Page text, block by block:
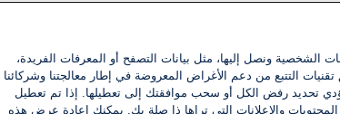
الشخصية ونصل إليها، مثل بيانات التصفح أو المعرفات الفريدة،
التتبع من دعم الأغراض المعروضة في إطار معالجتنا وشركائنا
تحديد رفض الكل أو سحب موافقتك إلى تعطيلها. إذا تم تعطيل
المحتويات والإعلانات التي تراها ذا صلة بك. يمكنك إعادة عرض هذه